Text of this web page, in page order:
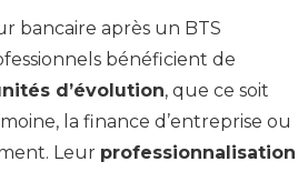
bancaire après un BTS
bénéficient de
d’évolution, que ce soit
la finance d’entreprise ou
Leur professionnalisation